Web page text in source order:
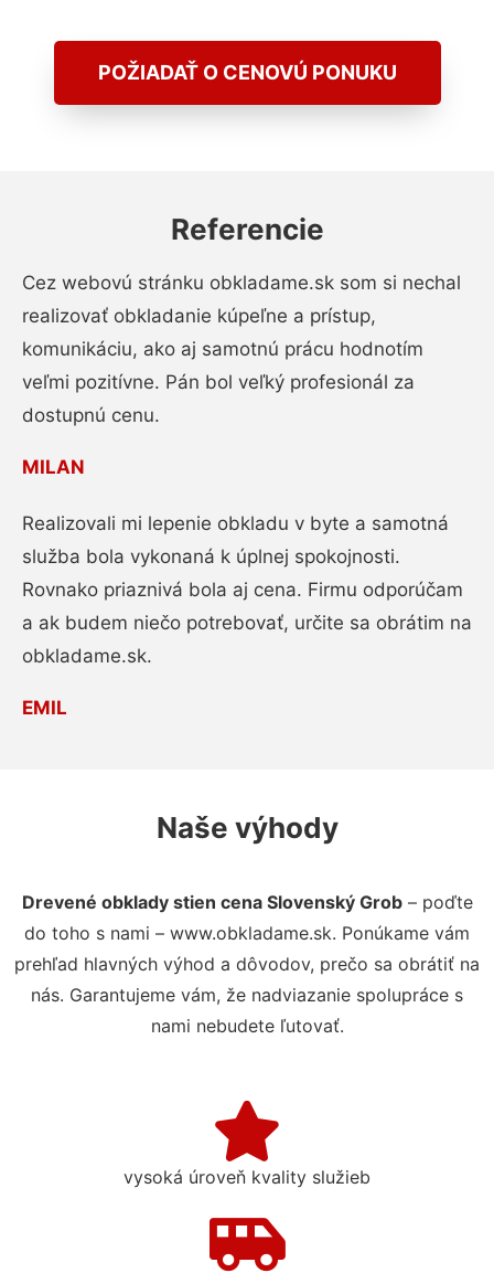
POŽIADAŤ O CENOVÚ PONUKU
Referencie
Cez webovú stránku obkladame.sk som si nechal
realizovať obkladanie kúpeľne a prístup,
komunikáciu, ako aj samotnú prácu hodnotím
veľmi pozitívne. Pán bol veľký profesionál za
dostupnú cenu.
MILAN
Realizovali mi lepenie obkladu v byte a samotná
služba bola vykonaná k úplnej spokojnosti.
Rovnako priaznivá bola aj cena. Firmu odporúčam
a ak budem niečo potrebovať, určite sa obrátim na
obkladame.sk.
EMIL
Naše výhody
Drevené obklady stien cena Slovenský Grob– poďte
do toho s nami – www.obkladame.sk. Ponúkame vám
prehľad hlavných výhod a dôvodov, prečo sa obrátiť na
nás. Garantujeme vám, že nadviazanie spolupráce s
nami nebudete ľutovať.
vysoká úroveň kvality služieb